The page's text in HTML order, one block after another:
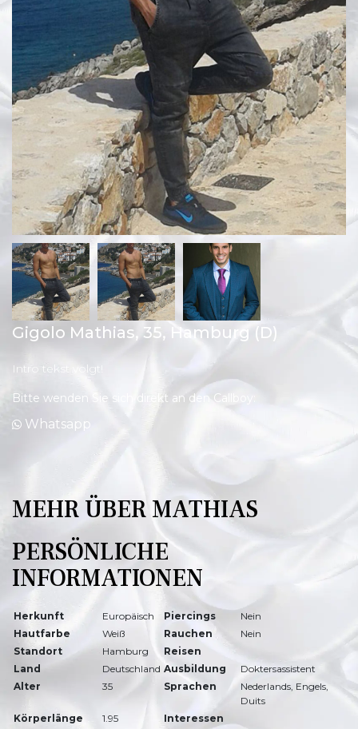
Gigolo Mathias, 35, Hamburg (D)
Intro tekst volgt!
Bitte wenden Sie sich direkt an den Callboy:
Whatsapp
MEHR ÜBER MATHIAS
PERSÖNLICHE
INFORMATIONEN
Herkunft Europäisch Piercings
Nein
Hautfarbe
Weiß Rauchen
Nein
Standort
Hamburg
Reisen
Land
Deutschland Ausbildung
Doktersassistent
Alter
35 Sprachen
Nederlands, Engels,
Duits
Körperlänge
1.95
Interessen